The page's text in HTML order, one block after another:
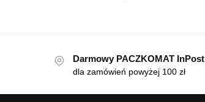
Darmowy PACZKOMAT InPost
dla zamówień powyżej 100 zł